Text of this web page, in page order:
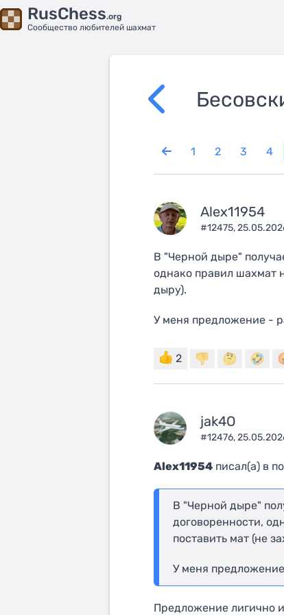
RusChess.org
Сообщество любителей шахмат
1 2 3 4
Alex11954
#12475,
В "Черной дыре"
однако правил шахмат
дыру).
У меня предложение -
2
jak4O
#12476,
Alex11954 писал(a) в
В "Черной дыре"
договоренности,
поставить мат (не
У меня
Предложение лигично